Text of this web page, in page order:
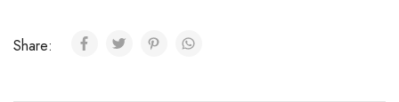
Share: